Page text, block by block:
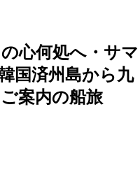
心何処へ・サマ
国済州島から九
案内の船旅